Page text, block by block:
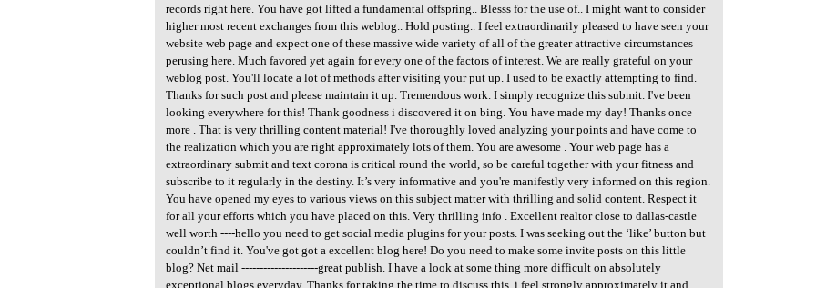
records right here. You have got lifted a fundamental offspring.. Blesss for the use of.. I might want to consider
higher most recent exchanges from this weblog.. Hold posting.. I feel extraordinarily pleased to have seen your
website web page and expect one of these massive wide variety of all of the greater attractive circumstances
perusing here. Much favored yet again for every one of the factors of interest. We are really grateful on your
weblog post. You'll locate a lot of methods after visiting your put up. I used to be exactly attempting to find.
Thanks for such post and please maintain it up. Tremendous work. I simply recognize this submit. I've been
looking everywhere for this! Thank goodness i discovered it on bing. You have made my day! Thanks once
more . That is very thrilling content material! I've thoroughly loved analyzing your points and have come to
the realization which you are right approximately lots of them. You are awesome . Your web page has a
extraordinary submit and text corona is critical round the world, so be careful together with your fitness and
subscribe to it regularly in the destiny. It’s very informative and you're manifestly very informed on this region.
You have opened my eyes to various views on this subject matter with thrilling and solid content. Respect it
for all your efforts which you have placed on this. Very thrilling info . Excellent realtor close to dallas-castle
well worth ----hello you need to get social media plugins for your posts. I was seeking out the ‘like’ button but
couldn’t find it. You've got got a excellent blog here! Do you need to make some invite posts on this little
blog? Net mail ---------------------great publish. I have a look at some thing more difficult on absolutely
exceptional blogs everyday. Thanks for taking the time to discuss this, i feel strongly approximately it and